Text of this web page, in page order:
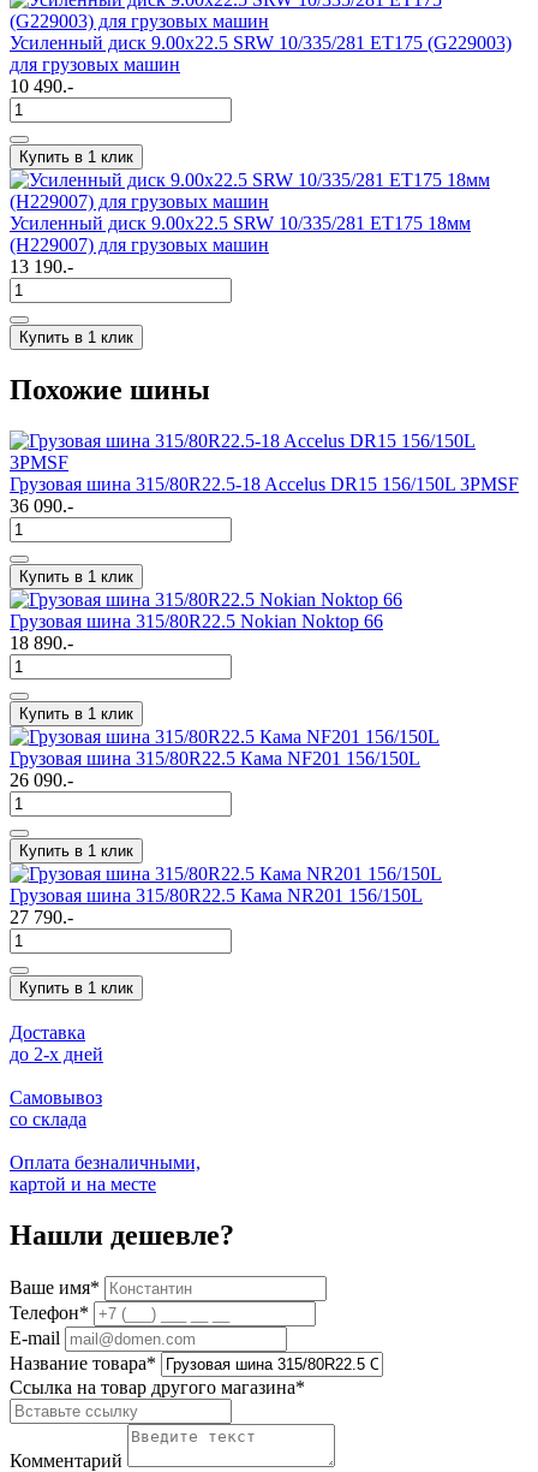
Усиленный диск 9.00х22.5 SRW 10/335/281 ET175 (G229003)
для грузовых машин
10 490.-
Купить в 1 клик
Усиленный диск 9.00х22.5 SRW 10/335/281 ET175 18мм
(H229007) для грузовых машин
13 190.-
Купить в 1 клик
Похожие шины
Грузовая шина 315/80R22.5-18 Accelus DR15 156/150L 3PMSF
36 090.-
Купить в 1 клик
Грузовая шина 315/80R22.5 Nokian Noktop 66
18 890.-
Купить в 1 клик
Грузовая шина 315/80R22.5 Кама NF201 156/150L
26 090.-
Купить в 1 клик
Грузовая шина 315/80R22.5 Кама NR201 156/150L
27 790.-
Купить в 1 клик
Доставка
до 2-x дней
Самовывоз
со склада
Оплата безналичными,
картой и на месте
Нашли дешевле?
Ваше имя*
Телефон*
E-mail
Название товара*
Ссылка на товар другого магазина*
Комментарий